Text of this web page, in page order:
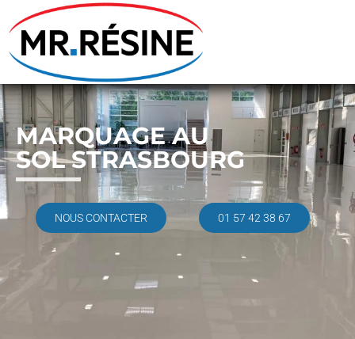
MARQUAGE AU
SOL STRASBOURG
NOUS CONTACTER 01 57 42 38 67